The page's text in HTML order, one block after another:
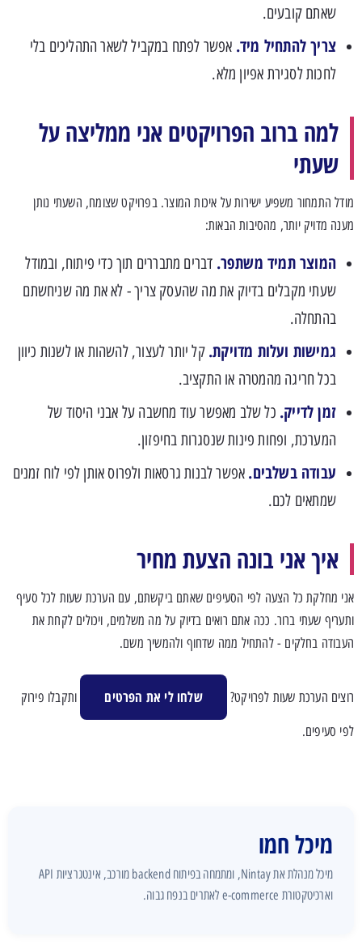
שאתם קובעים.
צריך להתחיל מיד. אפשר לפתח במקביל לשאר התהליכים בלי
לחכות לסגירת אפיון מלא.
למה ברוב הפרויקטים אני ממליצה על
שעתי
מודל התמחור משפיע ישירות על איכות המוצר. בפרויקט שצומח, השעתי נותן
מענה מדויק יותר, מהסיבות הבאות:
המוצר תמיד משתפר. דברים מתבררים תוך כדי פיתוח, ובמודל
שעתי מקבלים בדיוק את מה שהעסק צריך - לא את מה שניחשתם
בהתחלה.
גמישות ועלות מדויקת. קל יותר לעצור, להשהות או לשנות כיוון
בכל חריגה מהמטרה או התקציב.
זמן לדייק. כל שלב מאפשר עוד מחשבה על אבני היסוד של
המערכת, ופחות פינות שנסגרות בחיפזון.
עבודה בשלבים. אפשר לבנות גרסאות ולפרוס אותן לפי לוח זמנים
שמתאים לכם.
איך אני בונה הצעת מחיר
אני מחלקת כל הצעה לפי הסעיפים שאתם ביקשתם, עם הערכת שעות לכל סעיף
ותעריף שעתי ברור. ככה אתם רואים בדיוק על מה משלמים, ויכולים לקחת את
העבודה בחלקים - להתחיל ממה שדחוף ולהמשיך משם.
רוצים הערכת שעות לפרויקט? שלחו לי את הפרטים ותקבלו פירוק
לפי סעיפים.
מיכל חמו
מיכל מנהלת את Nintay, ומתמחה בפיתוח backend מורכב, אינטגרציות API
וארכיטקטורת e-commerce לאתרים בנפח גבוה.